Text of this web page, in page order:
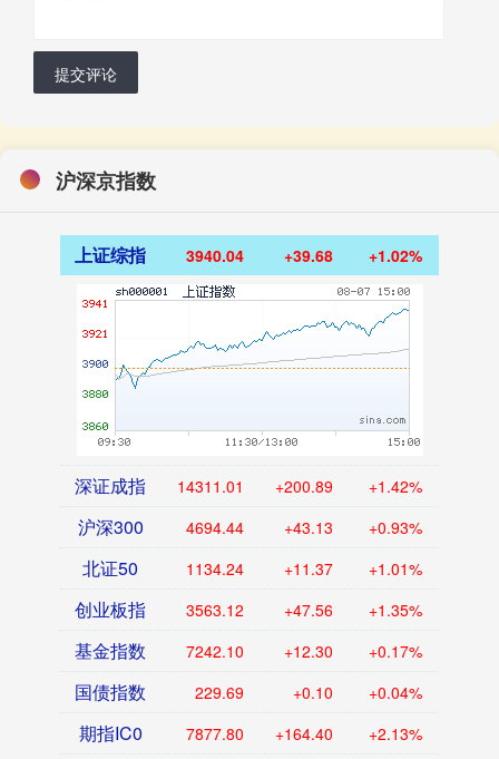
提交评论
沪深京指数
上证综指 3940.04 +39.68 +1.02%
深证成指 14311.01 +200.89 +1.42%
沪深300 4694.44 +43.13 +0.93%
北证50 1134.24 +11.37 +1.01%
创业板指 3563.12 +47.56 +1.35%
基金指数 7242.10 +12.30 +0.17%
国债指数 229.69 +0.10 +0.04%
期指IC0 7877.80 +164.40 +2.13%